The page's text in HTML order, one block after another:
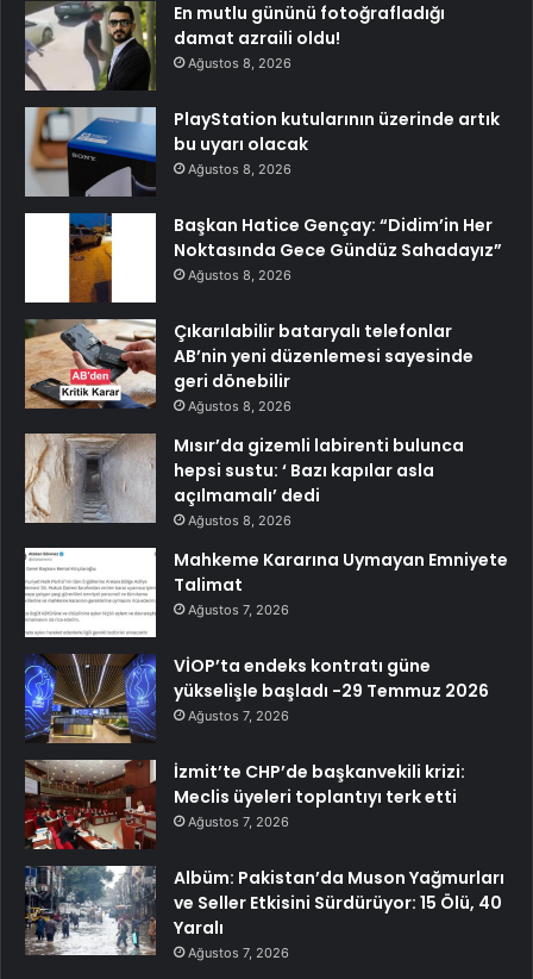
En mutlu gününü fotoğrafladığı
damat azraili oldu!
Ağustos 8, 2026
PlayStation kutularının üzerinde artık
bu uyarı olacak
Ağustos 8, 2026
Başkan Hatice Gençay: “Didim’in Her
Noktasında Gece Gündüz Sahadayız”
Ağustos 8, 2026
Çıkarılabilir bataryalı telefonlar
AB’nin yeni düzenlemesi sayesinde
geri dönebilir
Ağustos 8, 2026
Mısır’da gizemli labirenti bulunca
hepsi sustu: ‘ Bazı kapılar asla
açılmamalı’ dedi
Ağustos 8, 2026
Mahkeme Kararına Uymayan Emniyete
Talimat
Ağustos 7, 2026
VİOP’ta endeks kontratı güne
yükselişle başladı -29 Temmuz 2026
Ağustos 7, 2026
İzmit’te CHP’de başkanvekili krizi:
Meclis üyeleri toplantıyı terk etti
Ağustos 7, 2026
Albüm: Pakistan’da Muson Yağmurları
ve Seller Etkisini Sürdürüyor: 15 Ölü, 40
Yaralı
Ağustos 7, 2026